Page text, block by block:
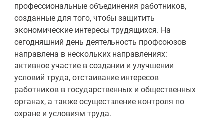
профессиональные объединения работников,
созданные для того, чтобы защитить
экономические интересы трудящихся. На
сегодняшний день деятельность профсоюзов
направлена в нескольких направлениях:
активное участие в создании и улучшении
условий труда, отстаивание интересов
работников в государственных и общественных
органах, а также осуществление контроля по
охране и условиям труда.